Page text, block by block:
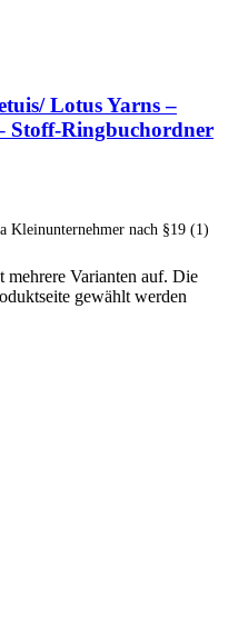
Lotus Yarns –
Stoff-Ringbuchordner
Kleinunternehmer nach §19 (1)
mehrere Varianten auf. Die
gewählt werden